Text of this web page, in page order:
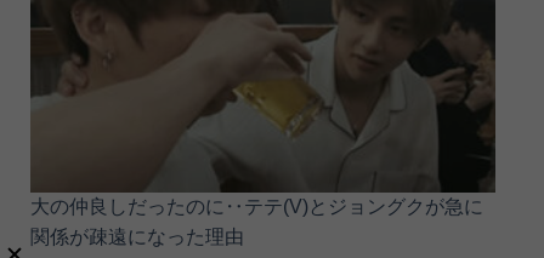
大の仲良しだったのに‥テテ(V)とジョングクが急に
関係が疎遠になった理由